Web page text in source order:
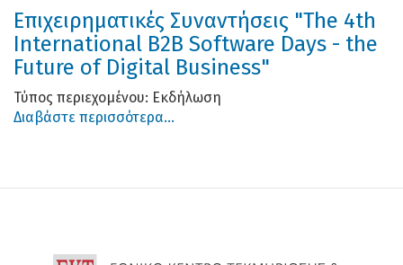
Επιχειρηματικές Συναντήσεις "The 4th
International B2B Software Days - the
Future of Digital Business"
Τύπος περιεχομένου: Εκδήλωση
Διαβάστε περισσότερα...